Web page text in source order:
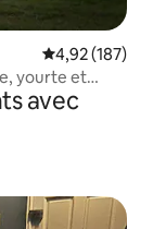
Évaluation
4,92 (187)
yourte et
avec